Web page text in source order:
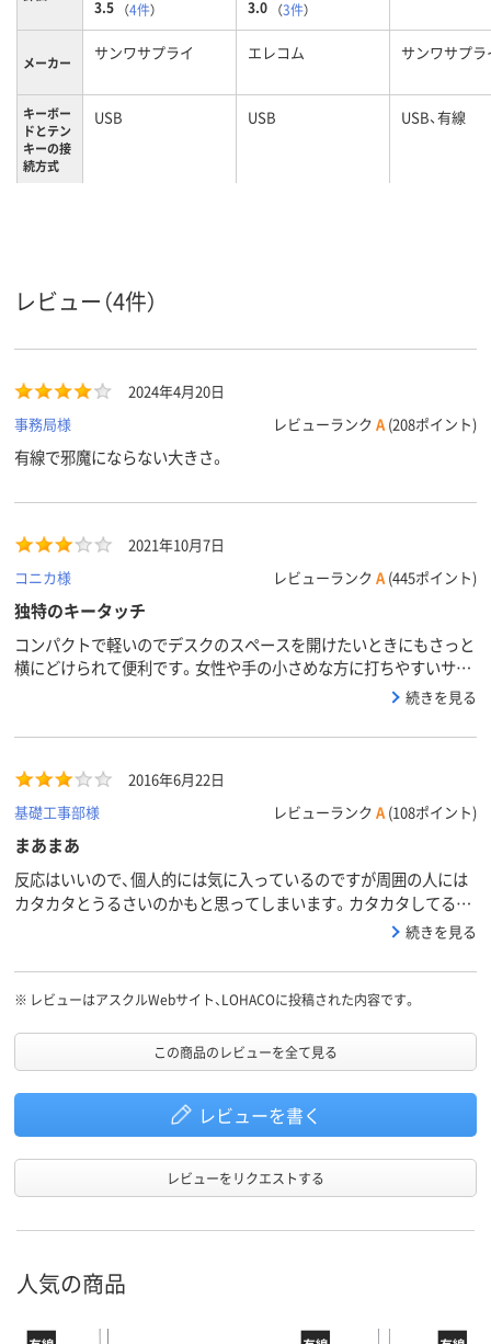
3.5 （4件） 3.0 （3件）
メーカー サンワサプライ エレコム サンワサプラ
キーボー
ドとテン
キーの接
続方式
USB USB USB、有線
6カ月 6カ月
レビュー（4件）
2024年4月20日
事務局様
レビューランク A (208ポイント)
有線で邪魔にならない大きさ。
2021年10月7日
コニカ様
レビューランク A (445ポイント)
独特のキータッチ
コンパクトで軽いのでデスクのスペースを開けたいときにもさっと
横にどけられて便利です。女性や手の小さめな方に打ちやすいサイ
ズかと思います。価格も手頃で反応もいいのですがキータッチの感
ので好みが分かれそうなキーボードです。
続きを見る
2016年6月22日
基礎工事部様
レビューランク A (108ポイント)
まあまあ
反応はいいので、個人的には気に入っているのですが周囲の人には
カタカタとうるさいのかもと思ってしまいます。カタカタしてる
と、なんか仕事してるなぁ～って気分になります。ほこりが貯まり
続きを見る
※ レビューはアスクルWebサイト、LOHACOに投稿された内容です。
この商品のレビューを全て見る
レビューを書く
レビューをリクエストする
人気の商品